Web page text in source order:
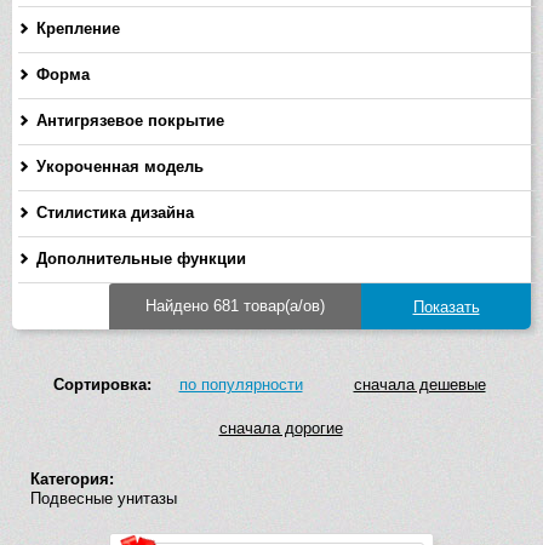
Крепление
Форма
Антигрязевое покрытие
Укороченная модель
Стилистика дизайна
Дополнительные функции
Найдено 681 товар(а/ов)
Сортировка: по популярности сначала дешевые
сначала дорогие
Категория:
Подвесные унитазы